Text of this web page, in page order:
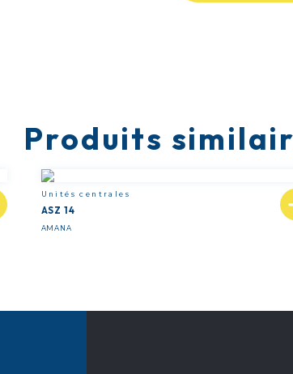
Produits
Unités centrales
ASZ 14
AMANA